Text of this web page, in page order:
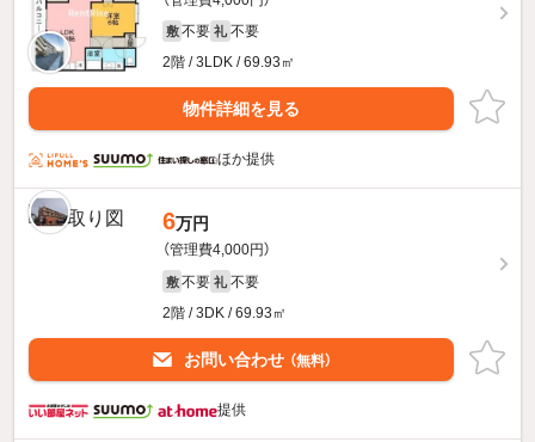
敷 不要 礼 不要
2階 / 3LDK / 69.93㎡
物件詳細を見る
ほか提供
6万円
（管理費4,000円）
敷 不要 礼 不要
2階 / 3DK / 69.93㎡
お問い合わせ （無料）
提供